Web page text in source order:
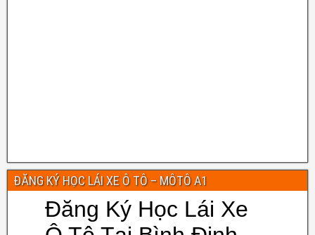
ĐĂNG KÝ HỌC LÁI XE Ô TÔ – MÔTÔ A1